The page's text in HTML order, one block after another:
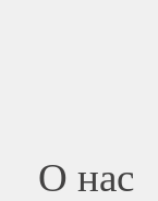
О нас